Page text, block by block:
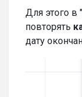
Для этого в "
повторять
дату